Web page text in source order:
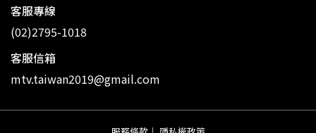
客服專線
(02)2795-1018
客服信箱
mtv.taiwan2019@gmail.com